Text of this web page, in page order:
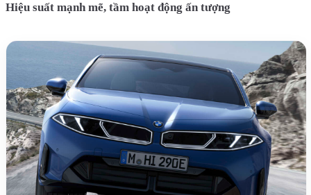
Hiệu suất mạnh mẽ, tầm hoạt động ấn tượng